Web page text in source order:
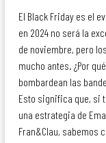
El Black Friday es el
en 2024 no será la
de noviembre, pero
mucho antes. ¿Por
bombardean las
Esto significa que, si
una estrategia de
Fran&Clau, sabemos